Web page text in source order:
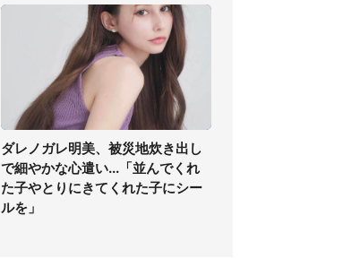
ダレノガレ明美、被災地炊き出し
で細やかな心遣い...「並んでくれ
た子やとりにきてくれた子にシー
ルを」